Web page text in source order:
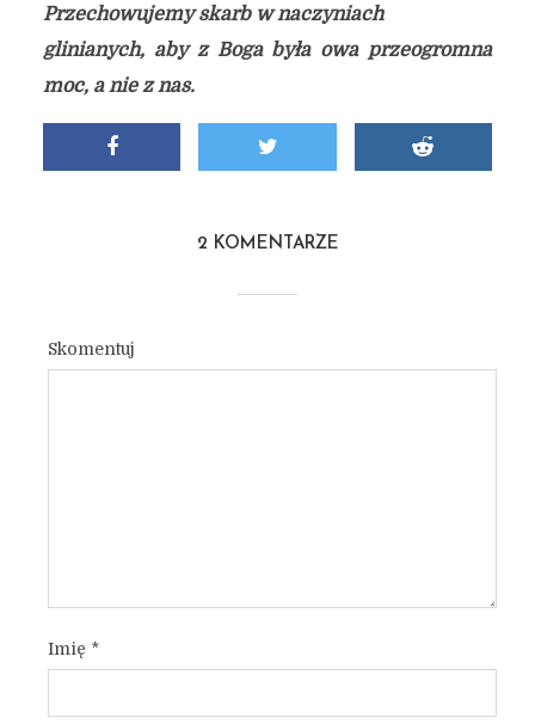
Przechowujemy skarb w naczyniach
glinianych, aby z Boga była owa przeogromna
moc, a nie z nas.
2 KOMENTARZE
Skomentuj
Imię *